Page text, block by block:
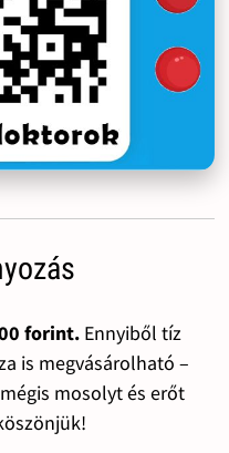
forint.Ennyiből tíz
is megvásárolható –
mosolyt és erőt